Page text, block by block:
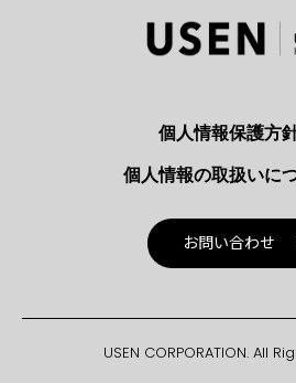
個人情報保護方
個人情報の取扱いに
お問い合わせ
USEN CORPORATION. All